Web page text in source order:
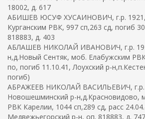
18002, д. 617
АБИШЕВ ЮСУФ ХУСАИНОВИЧ, г.р. 1921,
Курганским РВК, 997 сп,263 сд, погиб
818883, д. 403
АБЛАШЕВ НИКОЛАЙ ИВАНОВИЧ, г.р.
н,д.Новый Сентяк, моб. Елабужским
по, погиб 11.10.41, Лоухский р-
погиб)
АБРАЖЕЕВ НИКОЛАЙ ВАСИЛЬЕВИЧ, г.р.
Новошешминский р-н,д.Красновидово,
РВК Карелии, 1044 сп,289 сд, расс
Медвежьегорский р-н, оп. 818883, д. 747